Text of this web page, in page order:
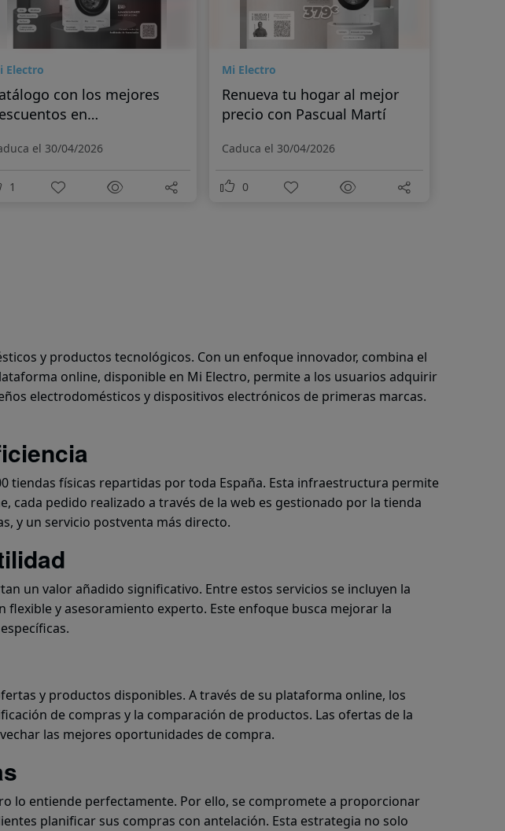
Electro
con los mejores
en
el 30/04/2026
1
Mi Electro
Renueva tu hogar al mejor
precio con Pascual Martí
Caduca el 30/04/2026
0
y productos tecnológicos. Con un enfoque innovador, combina el
online, disponible en Mi Electro, permite a los usuarios adquirir
electrodomésticos y dispositivos electrónicos de primeras marcas.
tiendas físicas repartidas por toda España. Esta infraestructura permite
pedido realizado a través de la web es gestionado por la tienda
y un servicio postventa más directo.
un valor añadido significativo. Entre estos servicios se incluyen la
y asesoramiento experto. Este enfoque busca mejorar la
y productos disponibles. A través de su plataforma online, los
de compras y la comparación de productos. Las ofertas de la
las mejores oportunidades de compra.
lo entiende perfectamente. Por ello, se compromete a proporcionar
planificar sus compras con antelación. Esta estrategia no solo